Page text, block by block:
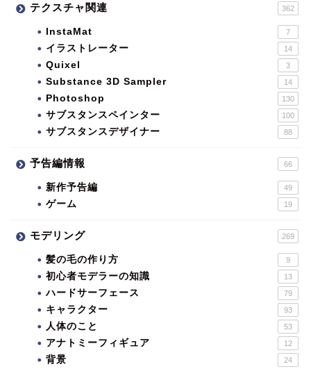
テクスチャ関連 362
InstaMat 7
イラストレーター 14
Quixel 3
Substance 3D Sampler 14
Photoshop 130
サブスタンスペインター 100
サブスタンスデザイナー 88
予告編情報 66
新作予告編 49
ゲーム 19
モデリング 269
髪の毛の作り方 9
初心者モデラーの知識 13
ハードサーフェース 79
キャラクター 93
人体のこと 53
アナトミーフィギュア 12
背景 24